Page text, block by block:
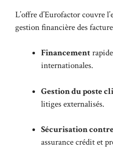
L’offre d’Eurofactor couvre
gestion financière des
Financement
internationales.
Gestion du poste
litiges externalisés.
Sécurisation
assurance crédit et